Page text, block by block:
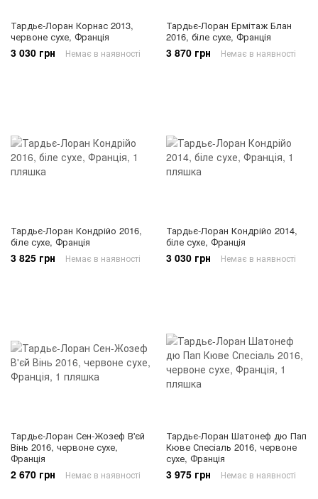
Тардьє-Лоран Корнас 2013,
червоне сухе, Франція
3 030 грн Немає в наявності
Тардьє-Лоран Ермітаж Блан
2016, біле сухе, Франція
3 870 грн Немає в наявності
Тардьє-Лоран Кондрійо 2016,
біле сухе, Франція
3 825 грн Немає в наявності
Тардьє-Лоран Кондрійо 2014,
біле сухе, Франція
3 030 грн Немає в наявності
Тардьє-Лоран Сен-Жозеф В'єй
Вінь 2016, червоне сухе,
Франція
2 670 грн Немає в наявності
Тардьє-Лоран Шатонеф дю Пап
Кюве Спесіаль 2016, червоне
сухе, Франція
3 975 грн Немає в наявності